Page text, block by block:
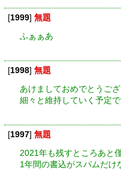
[1999]無題
ふぁぁあ
[1998]無題
あけましておめでとうござ
細々と維持していく予定
[1997]無題
2021年も残すところあと
1年間の書込がスパムだけ